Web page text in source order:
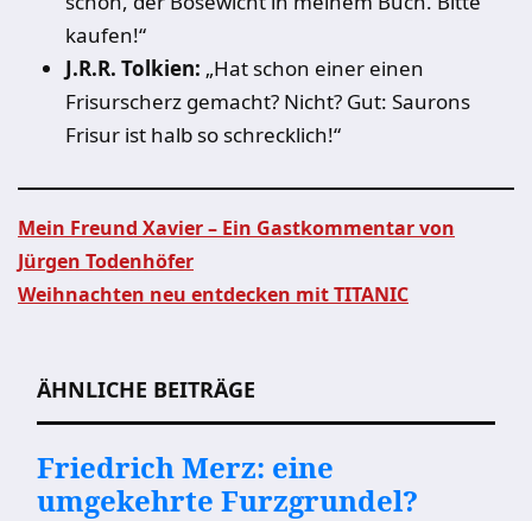
kaufen!“
J.R.R. Tolkien: „Hat schon einer einen
Frisurscherz gemacht? Nicht? Gut: Saurons
Frisur ist halb so schrecklich!“
Beitragsnavigation
Mein Freund Xavier – Ein Gastkommentar von
Jürgen Todenhöfer
Weihnachten neu entdecken mit TITANIC
ÄHNLICHE BEITRÄGE
Friedrich Merz: eine
umgekehrte Furzgrundel?